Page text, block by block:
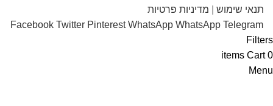
תנאי שימוש
מדיניות פרטיות
Facebook Twitter Pinterest WhatsApp WhatsApp Telegram
Filters
0
items Cart
Menu